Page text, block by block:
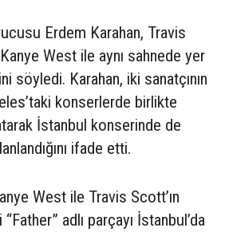
Erdem Karahan, Travis
West ile aynı sahnede yer
söyledi. Karahan, iki sanatçının
konserlerde birlikte
İstanbul konserinde de
ifade etti.
West ile Travis Scott’ın
adlı parçayı İstanbul’da